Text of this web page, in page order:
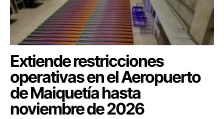
Extiende restricciones
operativas en el Aeropuerto
de Maiquetía hasta
noviembre de 2026